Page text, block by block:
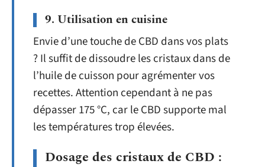
9. Utilisation en cuisine
Envie d’une touche de CBD dans vos plats
? Il suffit de dissoudre les cristaux dans de
l’huile de cuisson pour agrémenter vos
recettes. Attention cependant à ne pas
dépasser 175 °C, car le CBD supporte mal
les températures trop élevées.
Dosage des cristaux de CBD :